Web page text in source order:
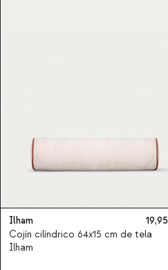
Ilham
19,95
Cojín cilíndrico 64x15 cm de tela
Ilham